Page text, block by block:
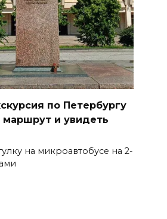
по Петербургу
маршрут и увидеть
на микроавтобусе на 2-